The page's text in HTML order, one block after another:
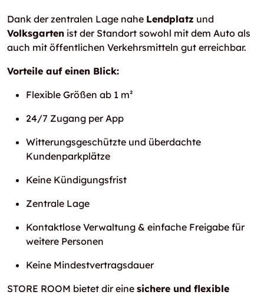
Dank der zentralen Lage nahe Lendplatz und
Volksgarten ist der Standort sowohl mit dem Auto als
auch mit öffentlichen Verkehrsmitteln gut erreichbar.
Vorteile auf einen Blick:
Flexible Größen ab 1 m²
24/7 Zugang per App
Witterungsgeschützte und überdachte
Kundenparkplätze
Keine Kündigungsfrist
Zentrale Lage
Kontaktlose Verwaltung & einfache Freigabe für
weitere Personen
Keine Mindestvertragsdauer
STORE ROOM bietet dir eine sichere und flexible